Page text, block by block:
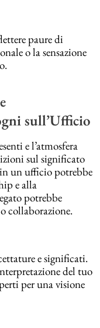
paure di
o la sensazione
sull’Ufficio
e l’atmosfera
sul significato
in un ufficio potrebbe
e alla
potrebbe
collaborazione.
e significati.
del tuo
per una visione